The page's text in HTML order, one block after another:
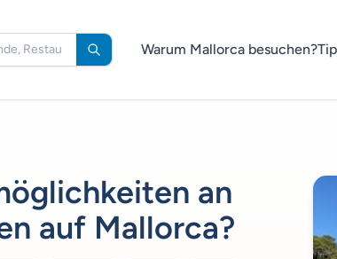
Warum Mallorca besuchen?
an
auf Mallorca?